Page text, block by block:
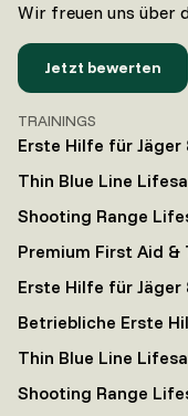
Wir freuen uns über
Jetzt bewerten
TRAININGS
Erste Hilfe für Jäger
Thin Blue Line
Shooting Range
Premium First Aid &
Erste Hilfe für Jäger
Betriebliche Erste
Thin Blue Line
Shooting Range